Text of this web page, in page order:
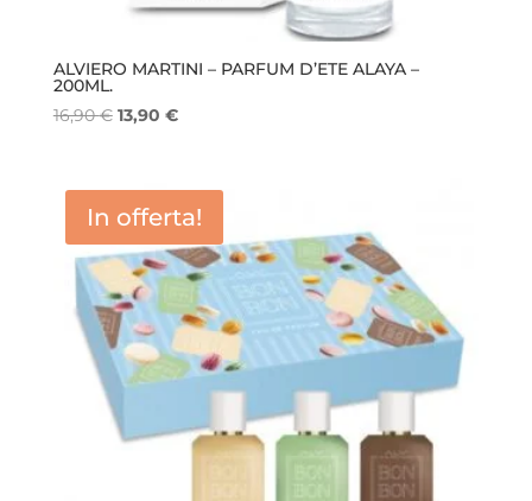
ALVIERO MARTINI – PARFUM D’ETE ALAYA –
200ML.
16,90€ Il
era:
16,90 €.
13,90 €Il
è:
13,90 €.
In offerta!